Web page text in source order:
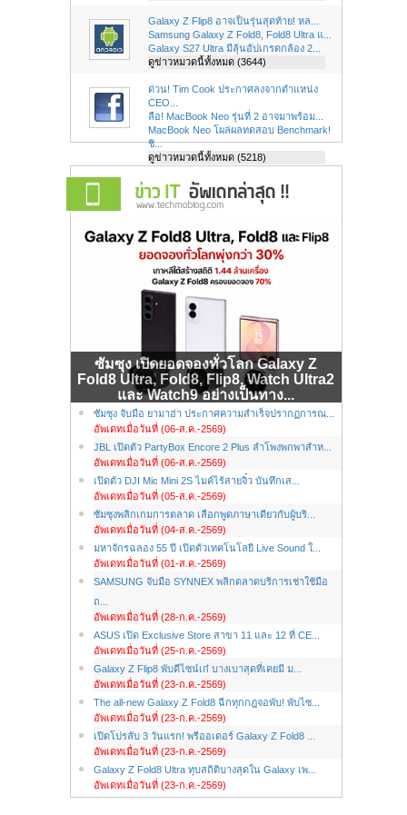
Galaxy Z Flip8 อาจเป็นรุ่นสุดท้าย! หล...
Samsung Galaxy Z Fold8, Fold8 Ultra แ...
Galaxy S27 Ultra มีลุ้นอัปเกรดกล้อง 2...
ดูข่าวหมวดนี้ทั้งหมด (3644)
ด่วน! Tim Cook ประกาศลงจากตำแหน่ง
CEO...
ลือ! MacBook Neo รุ่นที่ 2 อาจมาพร้อม...
MacBook Neo โผล่ผลทดสอบ Benchmark!
ชิ...
ดูข่าวหมวดนี้ทั้งหมด (5218)
ซัมซุง เปิดยอดจองทั่วโลก Galaxy Z
Fold8 Ultra, Fold8, Flip8, Watch Ultra2
และ Watch9 อย่างเป็นทาง...
ซัมซุง จับมือ ยามาฮ่า ประกาศความสำเร็จปรากฏการณ...
อัพเดทเมื่อวันที่ (06-ส.ค.-2569)
JBL เปิดตัว PartyBox Encore 2 Plus ลำโพงพกพาสำห...
อัพเดทเมื่อวันที่ (06-ส.ค.-2569)
เปิดตัว DJI Mic Mini 2S ไมค์ไร้สายจิ๋ว บันทึกเส...
อัพเดทเมื่อวันที่ (05-ส.ค.-2569)
ซัมซุงพลิกเกมการตลาด เลือกพูดภาษาเดียวกับผู้บริ...
อัพเดทเมื่อวันที่ (04-ส.ค.-2569)
มหาจักรฉลอง 55 ปี เปิดตัวเทคโนโลยี Live Sound ใ...
อัพเดทเมื่อวันที่ (01-ส.ค.-2569)
SAMSUNG จับมือ SYNNEX พลิกตลาดบริการเช่าใช้มือ
ถ...
อัพเดทเมื่อวันที่ (28-ก.ค.-2569)
ASUS เปิด Exclusive Store สาขา 11 และ 12 ที่ CE...
อัพเดทเมื่อวันที่ (25-ก.ค.-2569)
Galaxy Z Flip8 พับดีไซน์เก๋ บางเบาสุดที่เคยมี ม...
อัพเดทเมื่อวันที่ (23-ก.ค.-2569)
The all-new Galaxy Z Fold8 ฉีกทุกกฎจอพับ! พับไซ...
อัพเดทเมื่อวันที่ (23-ก.ค.-2569)
เปิดโปรลับ 3 วันแรก! พรีออเดอร์ Galaxy Z Fold8 ...
อัพเดทเมื่อวันที่ (23-ก.ค.-2569)
Galaxy Z Fold8 Ultra ทุบสถิติบางสุดใน Galaxy เพ...
อัพเดทเมื่อวันที่ (23-ก.ค.-2569)